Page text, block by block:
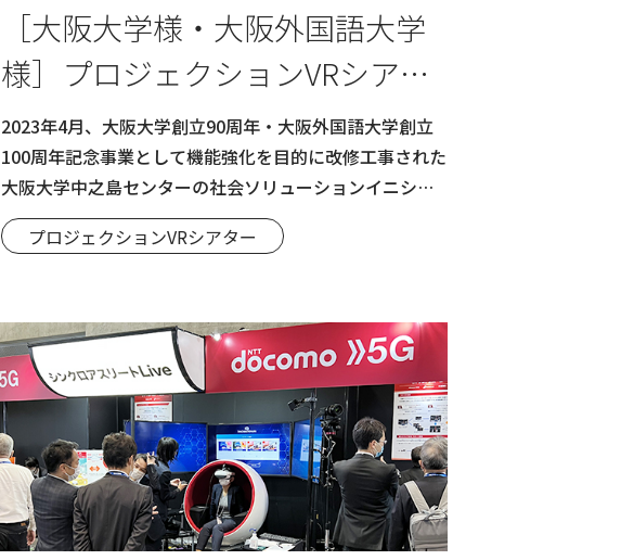
［大阪大学様・大阪外国語大学
様］プロジェクションVRシアタ
ーを導入
2023年4月、大阪大学創立90周年・大阪外国語大学創立
100周年記念事業として機能強化を目的に改修工事された
大阪大学中之島センターの社会ソリューションイニシア
ティブ （SSI）様にて、弊社のプロジェクションVRシア
ターが導入されました。
プロジェクションVRシアター